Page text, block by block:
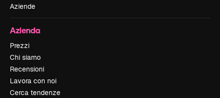
Aziende
Azienda
Prezzi
Chi siamo
Recensioni
Lavora con noi
Cerca tendenze